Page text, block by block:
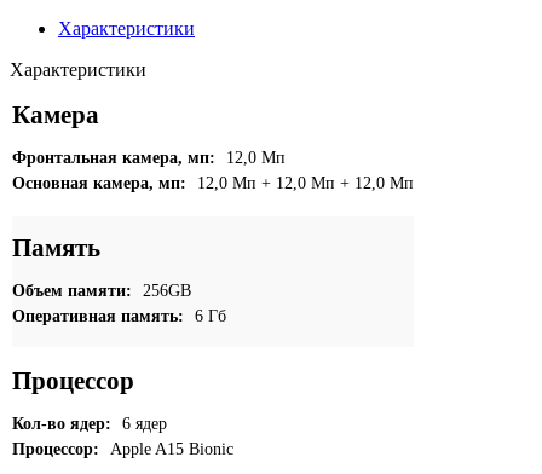
Характеристики
Характеристики
Камера
Фронтальная камера, мп:
12,0 Мп
Основная камера, мп:
12,0 Мп + 12,0 Мп + 12,0 Мп
Память
Объем памяти:
256GB
Оперативная память:
6 Гб
Процессор
Кол-во ядер:
6 ядер
Процессор:
Apple A15 Bionic